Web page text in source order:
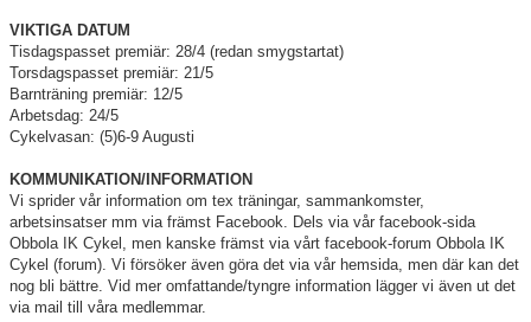
Bildgalleri
Dokument
VIKTIGA DATUM
Tisdagspasset premiär: 28/4 (redan smygstartat)
Torsdagspasset premiär: 21/5
Barnträning premiär: 12/5
Arbetsdag: 24/5
Cykelvasan: (5)6-9 Augusti
KOMMUNIKATION/INFORMATION
Vi sprider vår information om tex träningar, sammankomster,
arbetsinsatser mm via främst Facebook. Dels via vår facebook-sida
Obbola IK Cykel, men kanske främst via vårt facebook-forum Obbola IK
Cykel (forum). Vi försöker även göra det via vår hemsida, men där kan det
nog bli bättre. Vid mer omfattande/tyngre information lägger vi även ut det
via mail till våra medlemmar.